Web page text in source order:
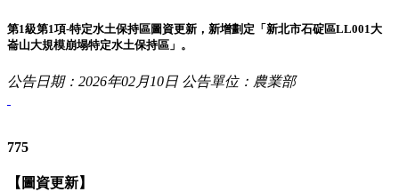
第1級第1項-特定水土保持區圖資更新，新增劃定「新北市石碇區LL001大
崙山大規模崩塌特定水土保持區」。
公告日期：2026年02月10日 公告單位：農業部
775
【圖資更新】